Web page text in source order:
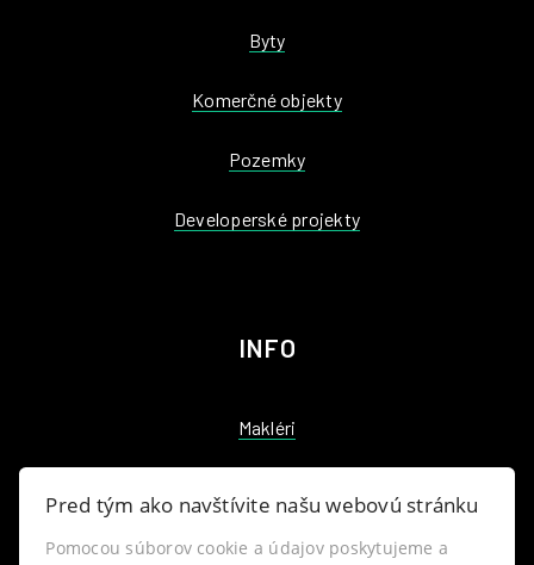
Byty
Komerčné objekty
Pozemky
Developerské projekty
INFO
Makléri
Kontakt
Pred tým ako navštívite našu webovú stránku
Pomocou súborov cookie a údajov poskytujeme a